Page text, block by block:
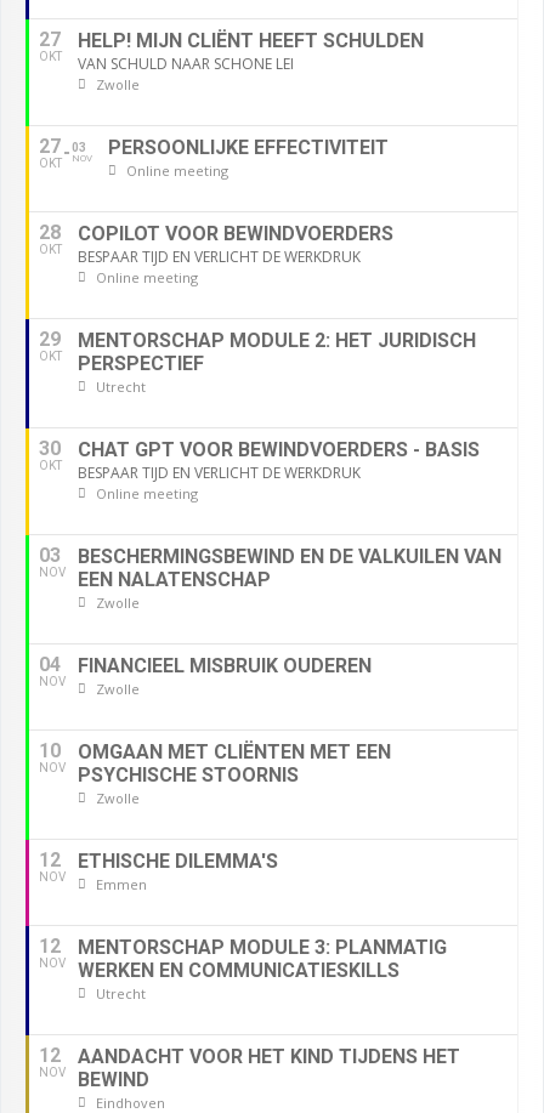
27
OKT
HELP! MIJN CLIËNT HEEFT SCHULDEN
VAN SCHULD NAAR SCHONE LEI
Zwolle
27
OKT
03
NOV PERSOONLIJKE EFFECTIVITEIT
Online meeting
28
OKT
COPILOT VOOR BEWINDVOERDERS
BESPAAR TIJD EN VERLICHT DE WERKDRUK
Online meeting
29
OKT
MENTORSCHAP MODULE 2: HET JURIDISCH
PERSPECTIEF
Utrecht
30
OKT
CHAT GPT VOOR BEWINDVOERDERS - BASIS
BESPAAR TIJD EN VERLICHT DE WERKDRUK
Online meeting
03
NOV
BESCHERMINGSBEWIND EN DE VALKUILEN VAN
EEN NALATENSCHAP
Zwolle
04
NOV
FINANCIEEL MISBRUIK OUDEREN
Zwolle
10
NOV
OMGAAN MET CLIËNTEN MET EEN
PSYCHISCHE STOORNIS
Zwolle
12
NOV
ETHISCHE DILEMMA'S
Emmen
12
NOV
MENTORSCHAP MODULE 3: PLANMATIG
WERKEN EN COMMUNICATIESKILLS
Utrecht
12
NOV
AANDACHT VOOR HET KIND TIJDENS HET
BEWIND
Eindhoven